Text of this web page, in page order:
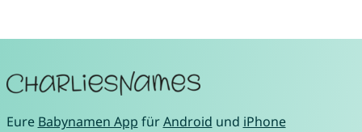
Eure Babynamen App fürAndroid und iPhone